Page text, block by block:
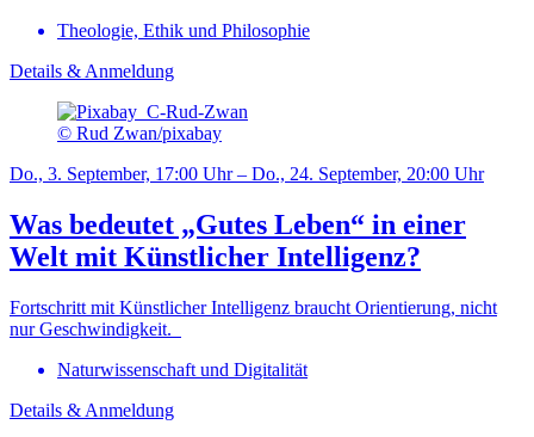
Theologie, Ethik und Philosophie
Details & Anmeldung
© Rud Zwan/pixabay
Do., 3. September, 17:00 Uhr – Do., 24. September, 20:00 Uhr
Was bedeutet „Gutes Leben“ in einer
Welt mit Künstlicher Intelligenz?
Fortschritt mit Künstlicher Intelligenz braucht Orientierung, nicht
nur Geschwindigkeit.
Naturwissenschaft und Digitalität
Details & Anmeldung